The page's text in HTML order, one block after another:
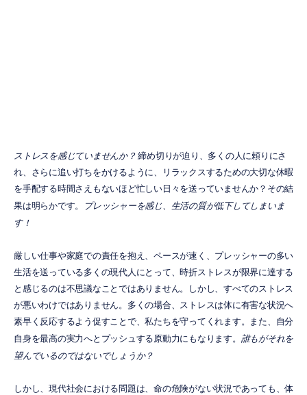
ストレスを感じていませんか？ 締め切りが迫り、多くの人に頼りにさ
れ、さらに追い打ちをかけるように、リラックスするための大切な休暇
を手配する時間さえもないほど忙しい日々を送っていませんか？その結
果は明らかです。
プレッシャーを感じ、生活の質が低下してしまいま
す！
厳しい仕事や家庭での責任を抱え、ペースが速く、プレッシャーの多い
生活を送っている多くの現代人にとって、時折ストレスが限界に達する
と感じるのは不思議なことではありません。しかし、すべてのストレス
が悪いわけではありません。多くの場合、ストレスは体に有害な状況へ
素早く反応するよう促すことで、私たちを守ってくれます。また、自分
自身を最高の実力へとプッシュする原動力にもなります。 誰もがそれを
望んでいるのではないでしょうか？
しかし、現代社会における問題は、命の危険がない状況であっても、体